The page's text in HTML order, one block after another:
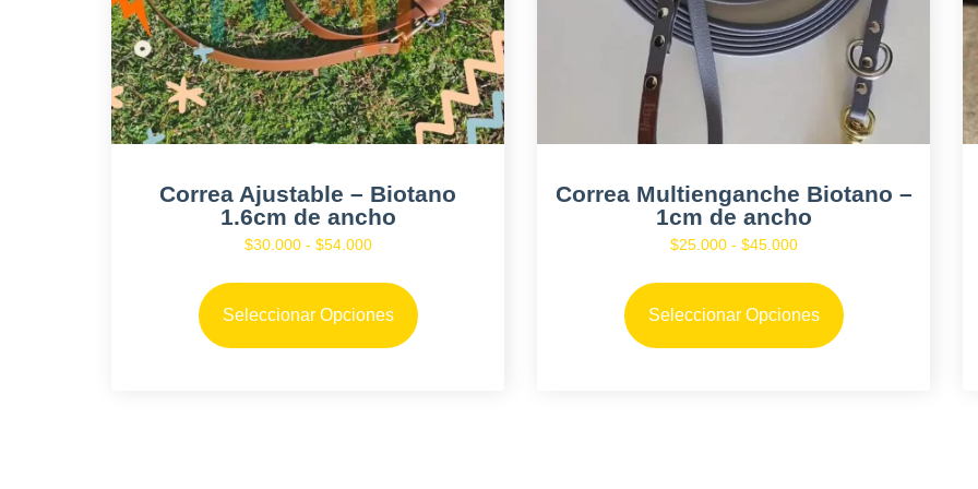
Correa Ajustable – Biotano
1.6cm de ancho
$30.000 - $54.000Rango de precios: desde $30.000 hasta $54.000
Seleccionar Opciones
Este producto tiene múltiples variantes. Las opciones se pueden elegir
Correa Multienganche Biotano –
1cm de ancho
$25.000 - $45.000Rango de precios: desde
Seleccionar Opciones
Este producto